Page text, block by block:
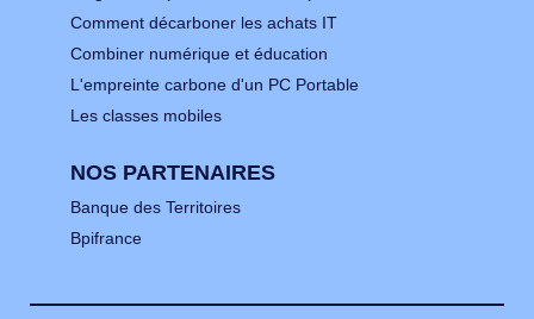
Comment décarboner les achats IT
Combiner numérique et éducation
L'empreinte carbone d'un PC Portable
Les classes mobiles
NOS PARTENAIRES
Banque des Territoires
Bpifrance